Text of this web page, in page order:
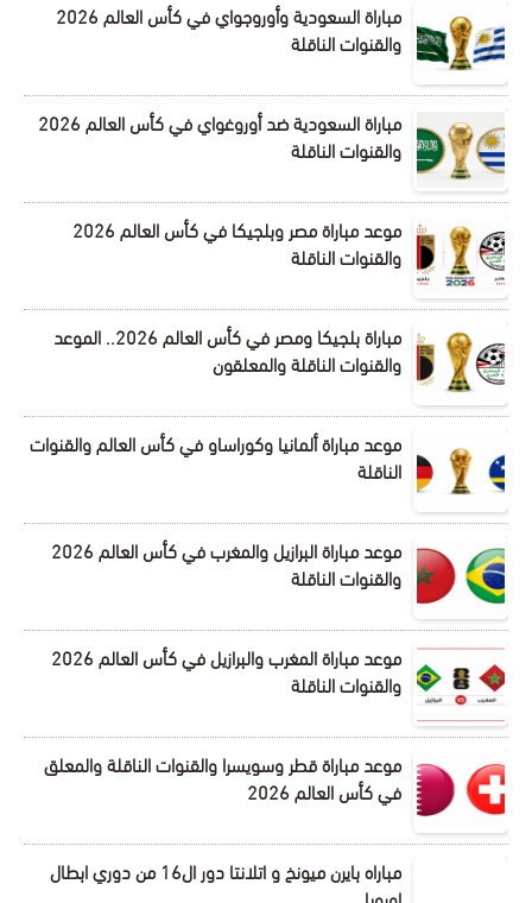
مباراة السعودية وأوروجواي في كأس العالم 2026
والقنوات الناقلة
مباراة السعودية ضد أوروغواي في كأس العالم 2026
والقنوات الناقلة
موعد مباراة مصر وبلجيكا في كأس العالم 2026
والقنوات الناقلة
مباراة بلجيكا ومصر في كأس العالم 2026.. الموعد
والقنوات الناقلة والمعلقون
موعد مباراة ألمانيا وكوراساو في كأس العالم والقنوات
الناقلة
موعد مباراة البرازيل والمغرب في كأس العالم 2026
والقنوات الناقلة
موعد مباراة المغرب والبرازيل في كأس العالم 2026
والقنوات الناقلة
موعد مباراة قطر وسويسرا والقنوات الناقلة والمعلق
في كأس العالم 2026
مباراه بايرن ميونخ و اتلانتا دور ال16 من دوري ابطال